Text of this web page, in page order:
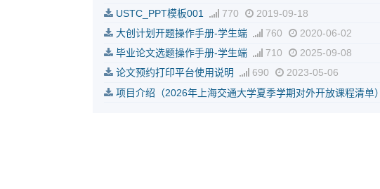
USTC_PPT模板001
770
2019-09-18
大创计划开题操作手册-学生端
760
2020-06-02
毕业论文选题操作手册-学生端
710
2025-09-08
论文预约打印平台使用说明
690
2023-05-06
项目介绍（2026年上海交通大学夏季学期对外开放课程清单）